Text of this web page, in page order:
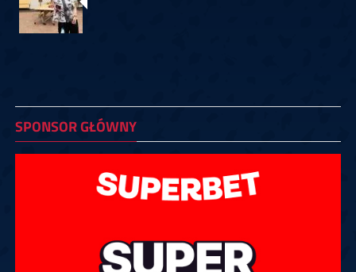
SPONSOR GŁÓWNY